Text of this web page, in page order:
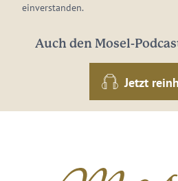
einverstanden.
Auch den Mosel-
Jetzt